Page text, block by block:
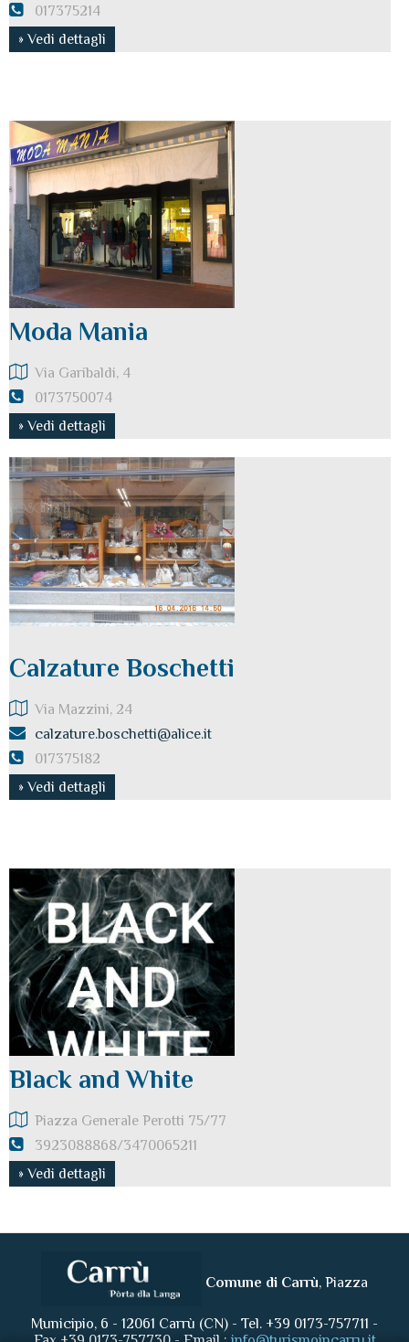
017375214
» Vedi dettagli
Moda Mania
Via Garibaldi, 4
0173750074
» Vedi dettagli
Calzature Boschetti
Via Mazzini, 24
calzature.boschetti@alice.it
017375182
» Vedi dettagli
Black and White
Piazza Generale Perotti 75/77
3923088868/3470065211
» Vedi dettagli
Comune di Carrù, Piazza
Municipio, 6 - 12061 Carrù (CN) - Tel. +39 0173-757711 -